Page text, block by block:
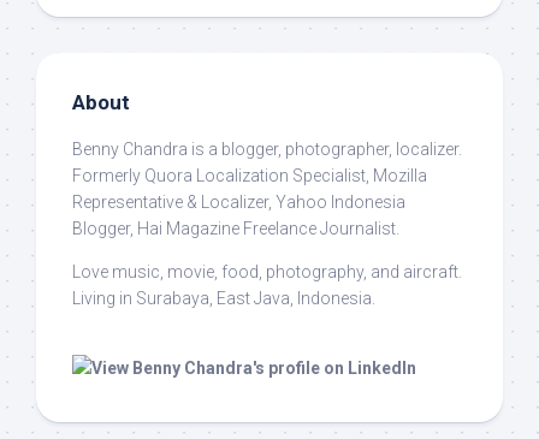
About
Benny Chandra is a blogger, photographer, localizer.
Formerly Quora Localization Specialist, Mozilla
Representative & Localizer, Yahoo Indonesia
Blogger, Hai Magazine Freelance Journalist.
Love music, movie, food, photography, and aircraft.
Living in Surabaya, East Java, Indonesia.